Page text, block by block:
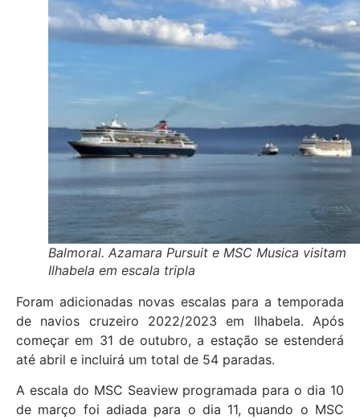
Balmoral. Azamara Pursuit e MSC Musica visitam
Ilhabela em escala tripla
Foram adicionadas novas escalas para a temporada
de navios cruzeiro 2022/2023 em Ilhabela. Após
começar em 31 de outubro, a estação se estenderá
até abril e incluirá um total de 54 paradas.
A escala do MSC Seaview programada para o dia 10
de março foi adiada para o dia 11, quando o MSC